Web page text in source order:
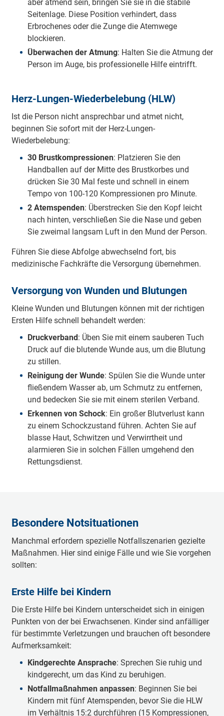
aber atmend sein, bringen Sie sie in die stabile
Seitenlage. Diese Position verhindert, dass
Erbrochenes oder die Zunge die Atemwege
blockieren.
Überwachen der Atmung: Halten Sie die Atmung der
Person im Auge, bis professionelle Hilfe eintrifft.
Herz-Lungen-Wiederbelebung (HLW)
Ist die Person nicht ansprechbar und atmet nicht,
beginnen Sie sofort mit der Herz-Lungen-
Wiederbelebung:
30 Brustkompressionen: Platzieren Sie den
Handballen auf der Mitte des Brustkorbes und
drücken Sie 30 Mal feste und schnell in einem
Tempo von 100-120 Kompressionen pro Minute.
2 Atemspenden: Überstrecken Sie den Kopf leicht
nach hinten, verschließen Sie die Nase und geben
Sie zweimal langsam Luft in den Mund der Person.
Führen Sie diese Abfolge abwechselnd fort, bis
medizinische Fachkräfte die Versorgung übernehmen.
Versorgung von Wunden und Blutungen
Kleine Wunden und Blutungen können mit der richtigen
Ersten Hilfe schnell behandelt werden:
Druckverband: Üben Sie mit einem sauberen Tuch
Druck auf die blutende Wunde aus, um die Blutung
zu stillen.
Reinigung der Wunde: Spülen Sie die Wunde unter
fließendem Wasser ab, um Schmutz zu entfernen,
und bedecken Sie sie mit einem sterilen Verband.
Erkennen von Schock: Ein großer Blutverlust kann
zu einem Schockzustand führen. Achten Sie auf
blasse Haut, Schwitzen und Verwirrtheit und
alarmieren Sie in solchen Fällen umgehend den
Rettungsdienst.
Besondere Notsituationen
Manchmal erfordern spezielle Notfallszenarien gezielte
Maßnahmen. Hier sind einige Fälle und wie Sie vorgehen
sollten:
Erste Hilfe bei Kindern
Die Erste Hilfe bei Kindern unterscheidet sich in einigen
Punkten von der bei Erwachsenen. Kinder sind anfälliger
für bestimmte Verletzungen und brauchen oft besondere
Aufmerksamkeit:
Kindgerechte Ansprache: Sprechen Sie ruhig und
kindgerecht, um das Kind zu beruhigen.
Notfallmaßnahmen anpassen: Beginnen Sie bei
Kindern mit fünf Atemspenden, bevor Sie die HLW
im Verhältnis 15:2 durchführen (15 Kompressionen,